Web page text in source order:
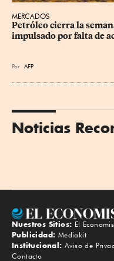
MERCADOS
Petróleo cierra la
impulsado por falta de
Por AFP
Noticias
Nuestros Sitios: El
Publicidad: Mediakit
Institucional: Aviso de
Contacto